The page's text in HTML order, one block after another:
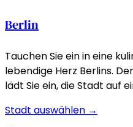
Berlin
Tauchen Sie ein in eine
lebendige Herz Berlins.
lädt Sie ein, die Stadt auf
Stadt auswählen →